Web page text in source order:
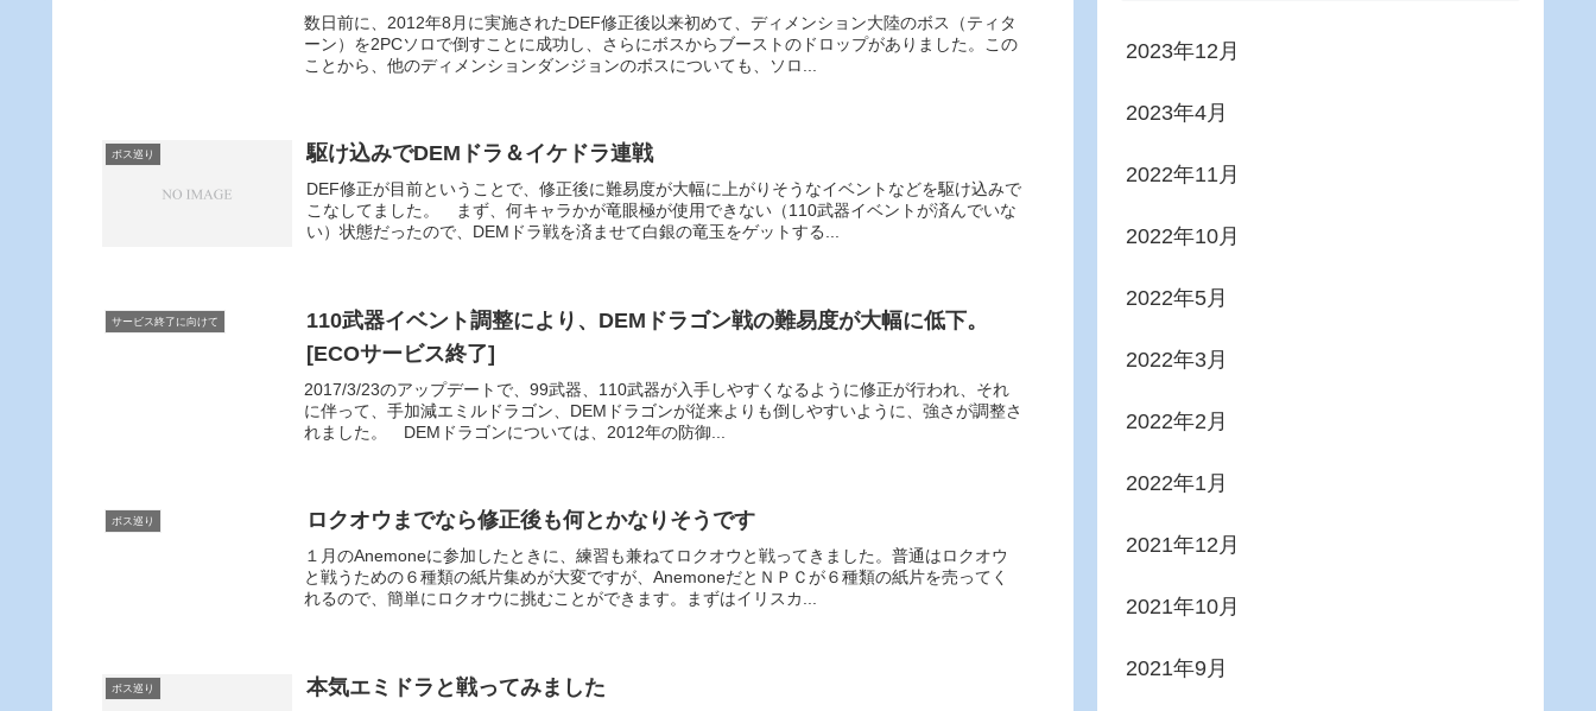
数日前に、2012年8月に実施されたDEF修正後以来初めて、ディメンション大陸のボス（ティタ
ーン）を2PCソロで倒すことに成功し、さらにボスからブーストのドロップがありました。この
ことから、他のディメンションダンジョンのボスについても、ソロ...
ボス巡り 駆け込みでDEMドラ＆イケドラ連戦
DEF修正が目前ということで、修正後に難易度が大幅に上がりそうなイベントなどを駆け込みで
こなしてました。 まず、何キャラかが竜眼極が使用できない（110武器イベントが済んでいな
い）状態だったので、DEMドラ戦を済ませて白銀の竜玉をゲットする...
サービス終了に向けて
110武器イベント調整により、DEMドラゴン戦の難易度が大幅に低下。
[ECOサービス終了]
2017/3/23のアップデートで、99武器、110武器が入手しやすくなるように修正が行われ、それ
に伴って、手加減エミルドラゴン、DEMドラゴンが従来よりも倒しやすいように、強さが調整さ
れました。 DEMドラゴンについては、2012年の防御...
ボス巡り ロクオウまでなら修正後も何とかなりそうです
１月のAnemoneに参加したときに、練習も兼ねてロクオウと戦ってきました。普通はロクオウ
と戦うための６種類の紙片集めが大変ですが、AnemoneだとＮＰＣが６種類の紙片を売ってく
れるので、簡単にロクオウに挑むことができます。まずはイリスカ...
ボス巡り 本気エミドラと戦ってみました
2023年12月
2023年4月
2022年11月
2022年10月
2022年5月
2022年3月
2022年2月
2022年1月
2021年12月
2021年10月
2021年9月